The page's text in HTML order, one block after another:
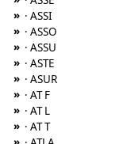
» · ASSI
» · ASSO
» · ASSU
» · ASTE
» · ASUR
» · AT F
» · AT L
» · AT T